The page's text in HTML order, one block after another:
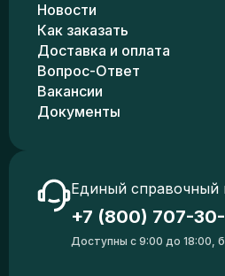
Новости
Как заказать
Доставка и оплата
Вопрос-Ответ
Вакансии
Документы
Единый справочный
+7 (800) 707-
Доступны с 9:00 до 18:00,